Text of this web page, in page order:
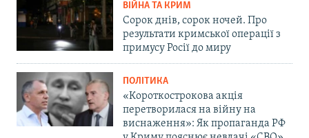
ВІЙНА ТА КРИМ
Сорок днів, сорок ночей. Про
результати кримської операції з
примусу Росії до миру
ПОЛІТИКА
«Короткострокова акція
перетворилася на війну на
виснаження»: Як пропаганда РФ